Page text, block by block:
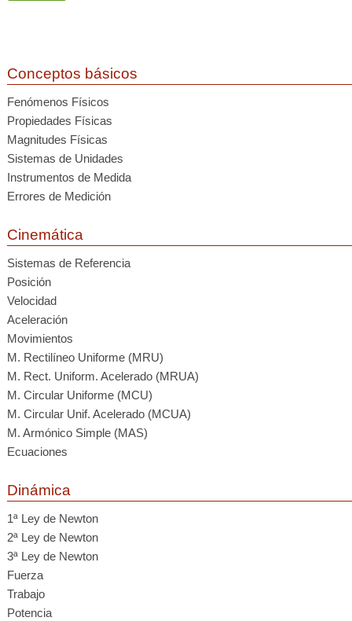
Conceptos básicos
Fenómenos Físicos
Propiedades Físicas
Magnitudes Físicas
Sistemas de Unidades
Instrumentos de Medida
Errores de Medición
Cinemática
Sistemas de Referencia
Posición
Velocidad
Aceleración
Movimientos
M. Rectilíneo Uniforme (MRU)
M. Rect. Uniform. Acelerado (MRUA)
M. Circular Uniforme (MCU)
M. Circular Unif. Acelerado (MCUA)
M. Armónico Simple (MAS)
Ecuaciones
Dinámica
1ª Ley de Newton
2ª Ley de Newton
3ª Ley de Newton
Fuerza
Trabajo
Potencia